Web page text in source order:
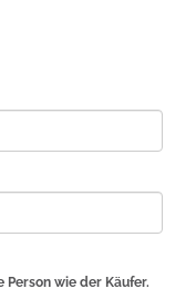
wie der Käufer.